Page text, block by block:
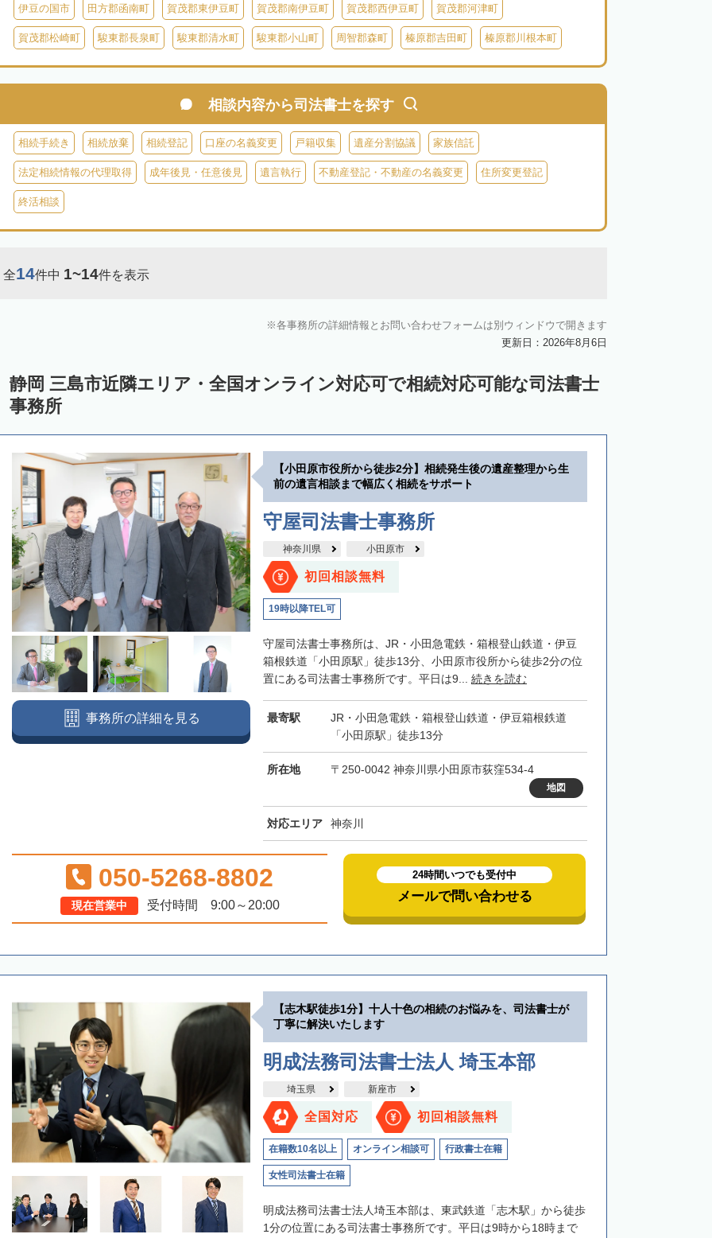
伊豆の国市 田方郡函南町 賀茂郡東伊豆町 賀茂郡南伊豆町 賀茂郡西伊豆町 賀茂郡河津町
賀茂郡松崎町 駿東郡長泉町 駿東郡清水町 駿東郡小山町 周智郡森町 榛原郡吉田町 榛原郡川根本町
相談内容から司法書士を探す
相続手続き 相続放棄 相続登記 口座の名義変更 戸籍収集 遺産分割協議 家族信託
法定相続情報の代理取得 成年後見・任意後見 遺言執行 不動産登記・不動産の名義変更 住所変更登記
終活相談
全14件中 1~14件を表示
各事務所の詳細情報とお問い合わせフォームは別ウィンドウで開きます
更新日：2026年8月6日
静岡 三島市近隣エリア・全国オンライン対応可で相続対応可能な司法書士
事務所
【小田原市役所から徒歩2分】相続発生後の遺産整理から生
前の遺言相談まで幅広く相続をサポート
守屋司法書士事務所
神奈川県 小田原市
初回相談無料
19時以降TEL可
守屋司法書士事務所は、JR・小田急電鉄・箱根登山鉄道・伊豆
箱根鉄道「小田原駅」徒歩13分、小田原市役所から徒歩2分の位
置にある司法書士事務所です。平日は9... 続きを読む
最寄駅
JR・小田急電鉄・箱根登山鉄道・伊豆箱根鉄道
「小田原駅」徒歩13分
所在地 〒250-0042 神奈川県小田原市荻窪534-4
地図
対応エリア 神奈川
事務所の詳細を見る
050-5268-8802
現在営業中 受付時間 9:00～20:00
24時間いつでも受付中
メールで問い合わせる
【志木駅徒歩1分】十人十色の相続のお悩みを、司法書士が
丁寧に解決いたします
明成法務司法書士法人 埼玉本部
埼玉県 新座市
全国対応 初回相談無料
在籍数10名以上 オンライン相談可 行政書士在籍
女性司法書士在籍
明成法務司法書士法人埼玉本部は、東武鉄道「志木駅」から徒歩
1分の位置にある司法書士事務所です。平日は9時から18時まで